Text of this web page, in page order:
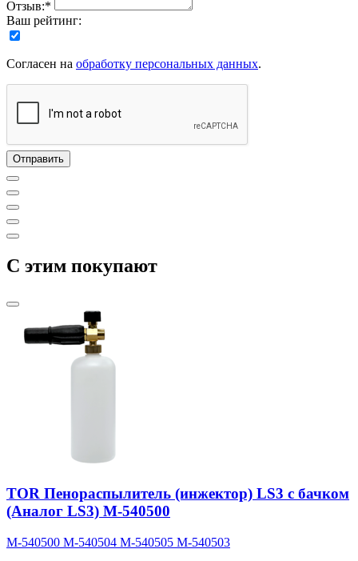
Отзыв:*
Ваш рейтинг:
Согласен на обработку персональных данных.
C этим покупают
TOR Пенораспылитель (инжектор) LS3 с бачком
(Аналог LS3) M-540500
M-540500 M-540504 M-540505 M-540503